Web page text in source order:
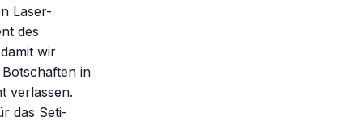
Laser-
des
wir
in
verlassen.
das Seti-